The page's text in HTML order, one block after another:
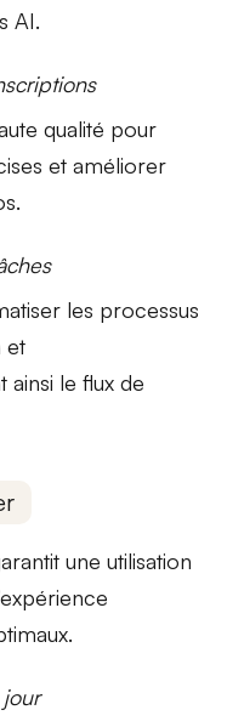
AI.
qualité pour
et améliorer
les processus
et
ainsi le flux de
une utilisation
jour